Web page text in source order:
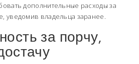
дополнительные расходы за
уведомив владельца заранее.
за порчу,